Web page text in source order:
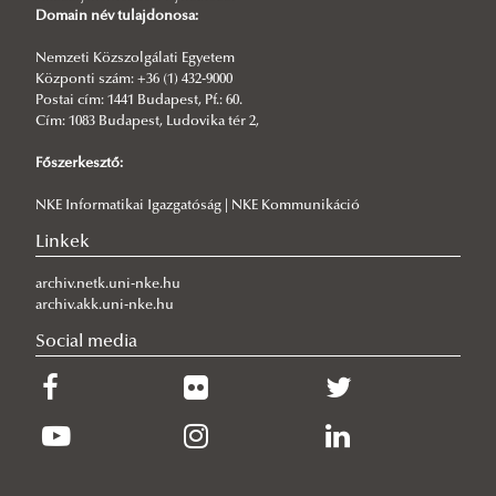
Domain név tulajdonosa:
Nemzeti Közszolgálati Egyetem
Központi szám: +36 (1) 432-9000
Postai cím: 1441 Budapest, Pf.: 60.
Cím: 1083 Budapest, Ludovika tér 2,
Főszerkesztő:
NKE Informatikai Igazgatóság | NKE Kommunikáció
Linkek
archiv.netk.uni-nke.hu
archiv.akk.uni-nke.hu
Social media